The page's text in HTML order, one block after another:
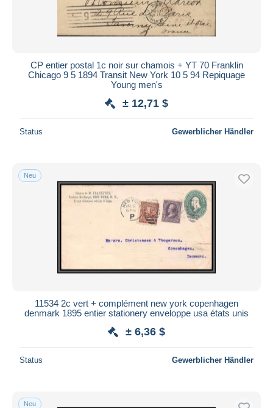
CP entier postal 1c noir sur chamois + YT 70 Franklin
Chicago 9 5 1894 Transit New York 10 5 94 Repiquage
Young men's
± 12,71 $
Status Gewerblicher Händler
Neu
11534 2c vert + complément new york copenhagen
denmark 1895 entier stationery enveloppe usa états unis
± 6,36 $
Status Gewerblicher Händler
Neu